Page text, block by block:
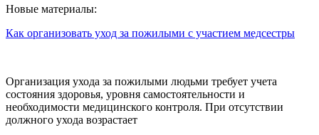
Новые материалы:
Как организовать уход за пожилыми с участием медсестры
Организация ухода за пожилыми людьми требует учета
состояния здоровья, уровня самостоятельности и
необходимости медицинского контроля. При отсутствии
должного ухода возрастает